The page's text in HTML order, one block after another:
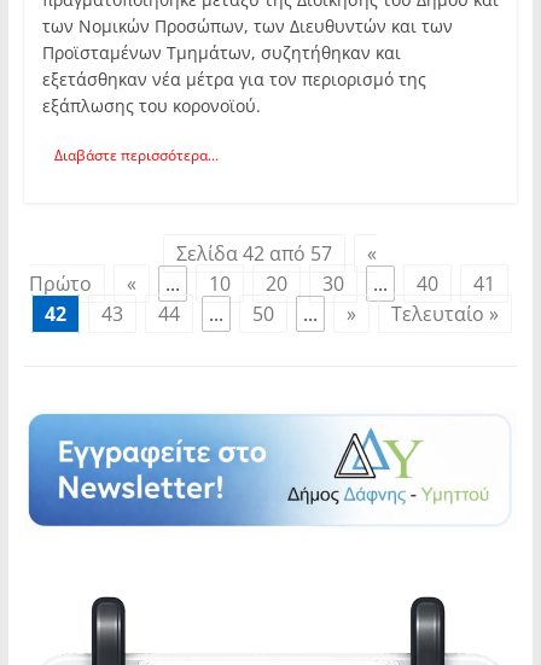
των Νομικών Προσώπων, των Διευθυντών και των
Προϊσταμένων Τμημάτων, συζητήθηκαν και
εξετάσθηκαν νέα μέτρα για τον περιορισμό της
εξάπλωσης του κορονοϊού.
Διαβάστε περισσότερα...
Σελίδα 42 από 57
«
Πρώτο
« ... 10 20 30 ... 40
41
42
43 44 ... 50 ... » Τελευταίο »